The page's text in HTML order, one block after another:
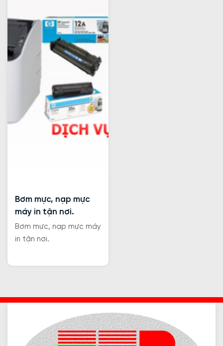
Bơm mực, nạp mực
máy in tận nơi.
Bơm mực, nạp mực máy
in tận nơi.